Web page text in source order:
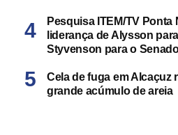
Pesquisa ITEM/TV Ponta
liderança de Alysson
Styvenson para o
Cela de fuga em Alcaçuz
grande acúmulo de areia